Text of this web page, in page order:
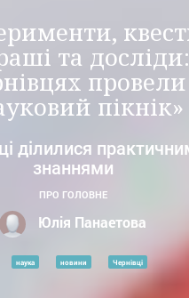
та
провели
пікнік»
ділилися
знаннями
ПРО ГОЛОВНЕ
Юлія Панаетова
наука новини Чернівці